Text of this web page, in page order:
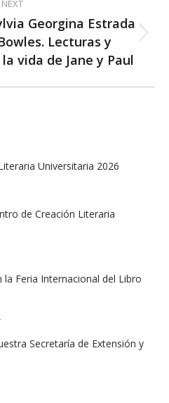
NEXT
Next
post:
Georgina Estrada
Lecturas y
vida de Jane y Paul
Universitaria 2026
de Creación Literaria
la Feria Internacional del Libro
Secretaría de Extensión y